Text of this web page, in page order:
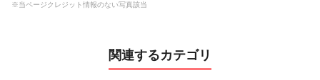
※当ページクレジット情報のない写真該当
関連するカテゴリ